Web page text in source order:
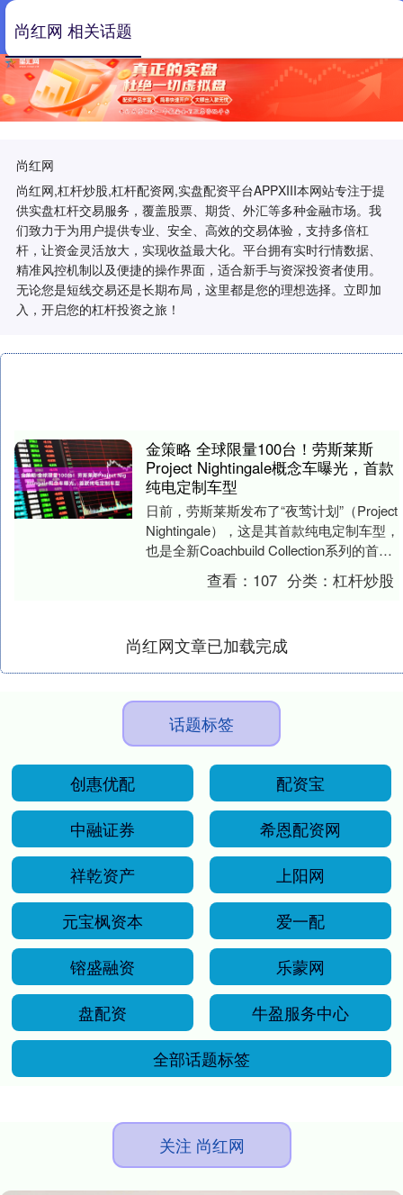
尚红网
尚红网,杠杆炒股,杠杆配资网,实盘配资平台APPXIII‌本网站专注于提
供实盘杠杆交易服务，覆盖股票、期货、外汇等多种金融市场。我
们致力于为用户提供专业、安全、高效的交易体验，支持多倍杠
杆，让资金灵活放大，实现收益最大化。平台拥有实时行情数据、
精准风控机制以及便捷的操作界面，适合新手与资深投资者使用。
无论您是短线交易还是长期布局，这里都是您的理想选择。立即加
入，开启您的杠杆投资之旅！
尚红网 相关话题
金策略 全球限量100台！劳斯莱斯
Project Nightingale概念车曝光，首款
纯电定制车型
日前，劳斯莱斯发布了“夜莺计划”（Project
Nightingale），这是其首款纯电定制车型，
也是全新Coachbuild Collection系列的首
查看： 107 分类：杠杆炒股
尚红网文章已加载完成
话题标签
创惠优配
配资宝
中融证券
希恩配资网
祥乾资产
上阳网
元宝枫资本
爱一配
镕盛融资
乐蒙网
盘配资
牛盈服务中心
全部话题标签
关注 尚红网